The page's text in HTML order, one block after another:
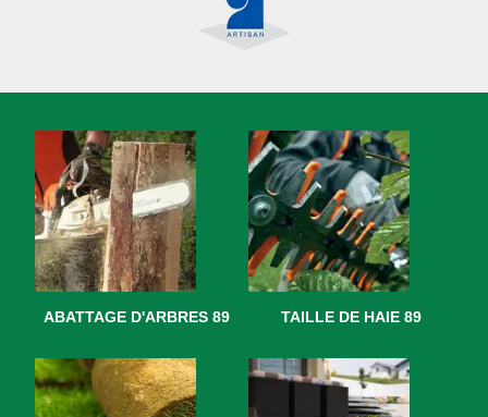
ABATTAGE D'ARBRES 89 TAILLE DE HAIE 89